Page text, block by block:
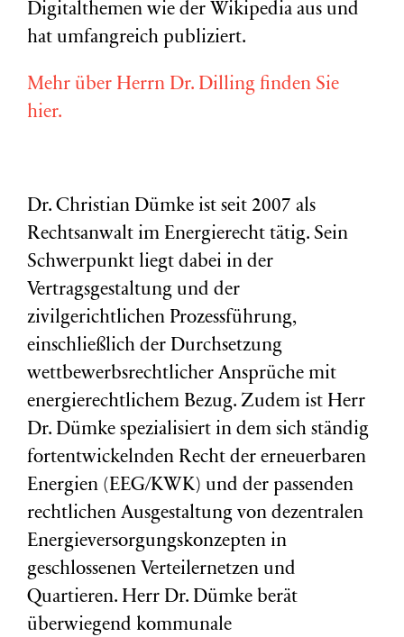
Digitalthemen wie der Wikipedia aus und
hat umfangreich publiziert.
Mehr über Herrn Dr. Dilling finden Sie
hier.
Dr. Christian Dümke ist seit 2007 als
Rechtsanwalt im Energierecht tätig. Sein
Schwerpunkt liegt dabei in der
Vertragsgestaltung und der
zivilgerichtlichen Prozessführung,
einschließlich der Durchsetzung
wettbewerbsrechtlicher Ansprüche mit
energierechtlichem Bezug. Zudem ist Herr
Dr. Dümke spezialisiert in dem sich ständig
fortentwickelnden Recht der erneuerbaren
Energien (EEG/KWK) und der passenden
rechtlichen Ausgestaltung von dezentralen
Energieversorgungskonzepten in
geschlossenen Verteilernetzen und
Quartieren. Herr Dr. Dümke berät
überwiegend kommunale